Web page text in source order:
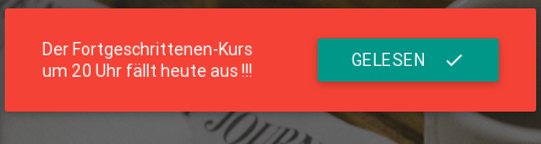
Der Fortgeschrittenen-Kurs
um 20 Uhr fällt heute aus !!!
GELESEN check
Die Residenz
menu